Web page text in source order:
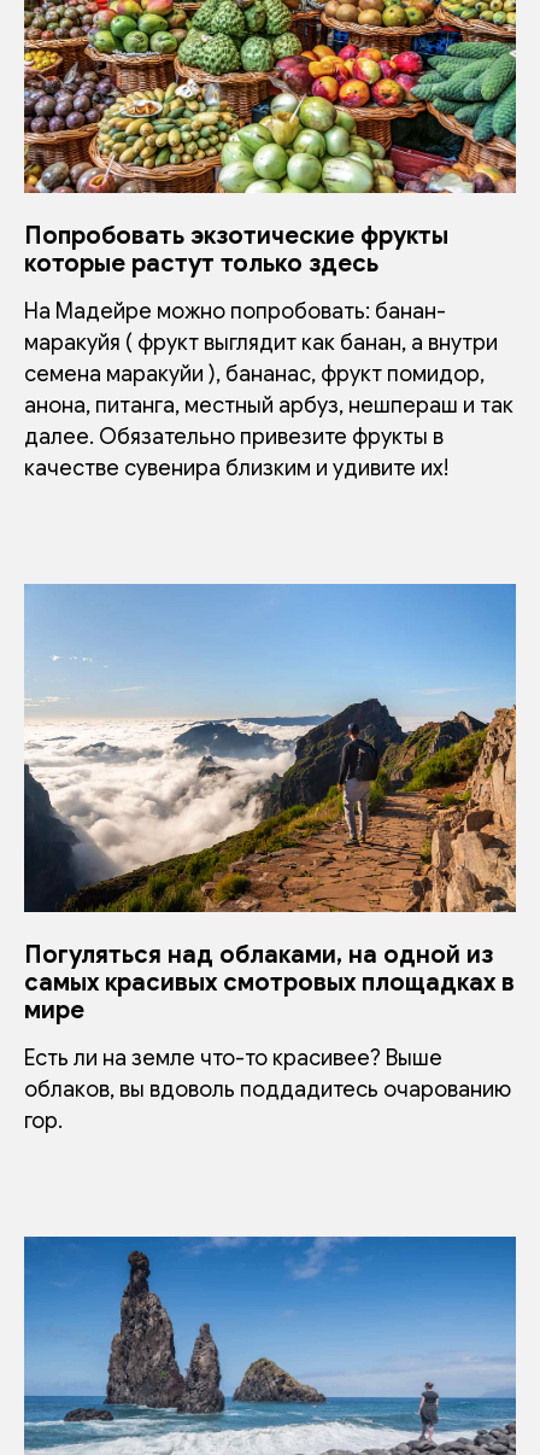
Попробовать экзотические фрукты
которые растут только здесь
На Мадейре можно попробовать: банан-
маракуйя ( фрукт выглядит как банан, а внутри
семена маракуйи ), бананас, фрукт помидор,
анона, питанга, местный арбуз, нешпераш и так
далее. Обязательно привезите фрукты в
качестве сувенира близким и удивите их!
Погуляться над облаками, на одной из
самых красивых смотровых площадках в
мире
Есть ли на земле что-то красивее? Выше
облаков, вы вдоволь поддадитесь очарованию
гор.